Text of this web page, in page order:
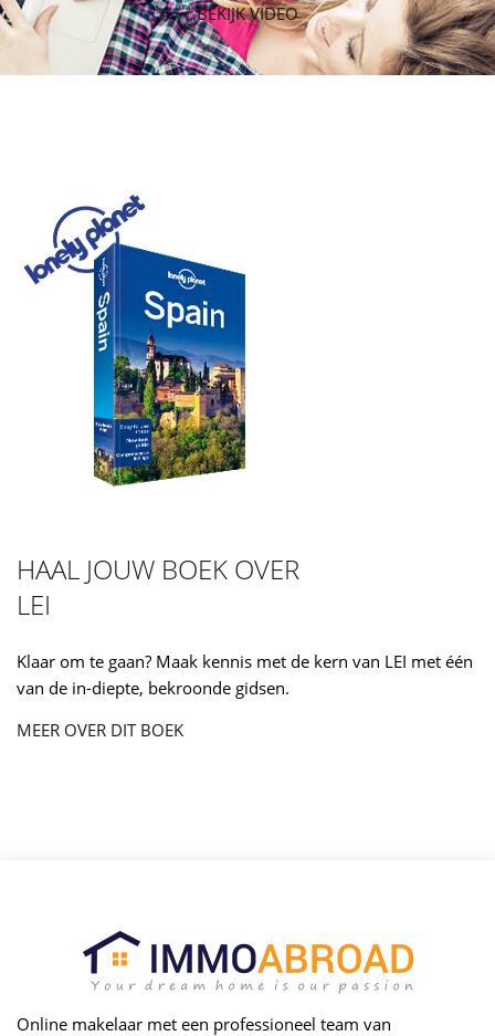
BEKIJK VIDEO
HAAL JOUW BOEK OVER
LEI
Klaar om te gaan? Maak kennis met de kern van LEI met één
van de in-diepte, bekroonde gidsen.
MEER OVER DIT BOEK
Online makelaar met een professioneel team van